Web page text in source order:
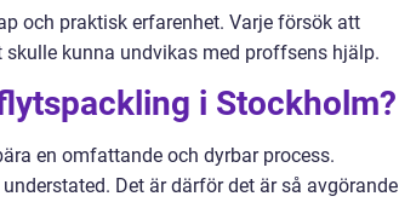
och praktisk erfarenhet. Varje försök att
kunna undvikas med proffsens hjälp.
i Stockholm?
en omfattande och dyrbar process.
Det är därför det är så avgörande